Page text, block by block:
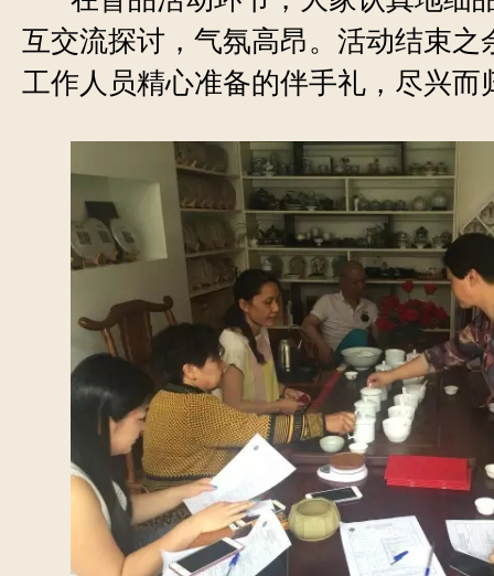
互交流探讨，气氛高昂。活动结束之
工作人员精心准备的伴手礼，尽兴而